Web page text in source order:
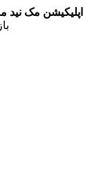
اپلیکیشن مک نید